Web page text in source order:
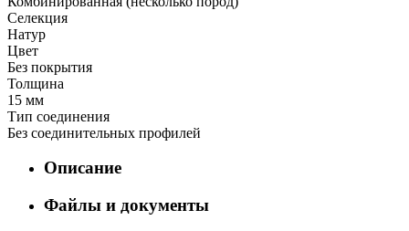
Селекция
Натур
Цвет
Без покрытия
Толщина
15 мм
Тип соединения
Без соединительных профилей
Описание
Файлы и документы